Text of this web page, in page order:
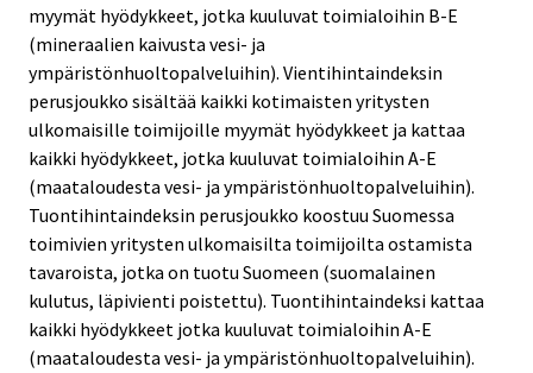
myymät hyödykkeet, jotka kuuluvat toimialoihin B-E
(mineraalien kaivusta vesi- ja
ympäristönhuoltopalveluihin). Vientihintaindeksin
perusjoukko sisältää kaikki kotimaisten yritysten
ulkomaisille toimijoille myymät hyödykkeet ja kattaa
kaikki hyödykkeet, jotka kuuluvat toimialoihin A-E
(maataloudesta vesi- ja ympäristönhuoltopalveluihin).
Tuontihintaindeksin perusjoukko koostuu Suomessa
toimivien yritysten ulkomaisilta toimijoilta ostamista
tavaroista, jotka on tuotu Suomeen (suomalainen
kulutus, läpivienti poistettu). Tuontihintaindeksi kattaa
kaikki hyödykkeet jotka kuuluvat toimialoihin A-E
(maataloudesta vesi- ja ympäristönhuoltopalveluihin).